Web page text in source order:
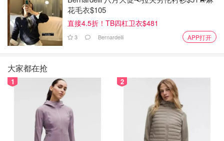
花毛衣$105
直接4.5折！TB四杠卫衣$481
3 Bernardelli APP打开
大家都在抢
1 2